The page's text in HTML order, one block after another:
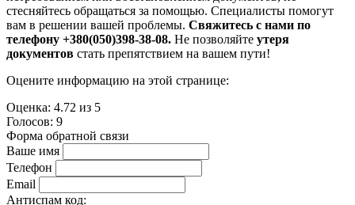
стесняйтесь обращаться за помощью. Специалисты помогут
вам в решении вашей проблемы. Свяжитесь с нами по
телефону +380(050)398-38-08. Не позволяйте утеря
доĸументов стать препятствием на вашем пути!
Оцените информацию на этой странице:
Оценка: 4.72 из 5
Голосов: 9
Форма обратной связи
Ваше имя
Телефон
Email
Антиспам код: